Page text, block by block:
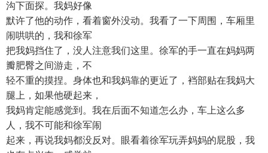
沟下面探。我妈好像
默许了他的动作，看着窗外没动。我看了一下周围，车厢里
闹哄哄的，我和徐军
把我妈挡住了，没人注意我们这里。徐军的手一直在妈妈两
瓣肥臀之间游走，不
轻不重的摸捏。身体也和我妈靠的更近了，裆部贴在我妈大
腿上，如果他硬起来，
我妈肯定能感觉到。我在后面不知道怎么办，车上这么多
人，我不可能和徐军闹
起来，再说我妈都没反对。眼看着徐军玩弄妈妈的屁股，我